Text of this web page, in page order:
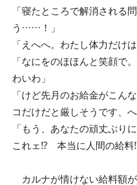
「寝たところで解消される
う……！」
「えへへ。わたし体力だけ
「なにをのほほんと笑顔
わいわ」
「けど先月のお給金がこ
コだけだと厳しそうです、へ
「もう、あなたの頑丈ぶり
これェ⁉ 本当に人間の給料⁉
カルナが情けない給料額